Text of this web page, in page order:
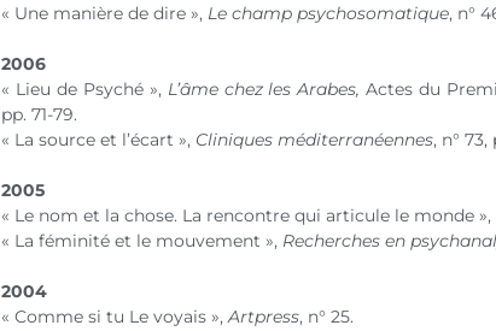
« Une manière de dire », Le champ psychosomatique, n°
2006
« Lieu de Psyché », L’âme chez les Arabes,Actes du
pp. 71-79.
« La source et l’écart », Cliniques méditerranéennes, n° 73,
2005
« Le nom et la chose. La rencontre qui articule le monde »,
« La féminité et le mouvement », Recherches en
2004
« Comme si tu Le voyais », Artpress, n° 25.